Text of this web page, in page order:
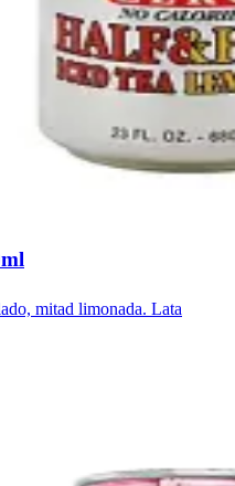
mitad limonada. Lata